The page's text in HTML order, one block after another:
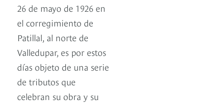
26 de mayo de 1926 en
el corregimiento de
Patillal, al norte de
Valledupar, es por estos
días objeto de una serie
de tributos que
celebran su obra y su